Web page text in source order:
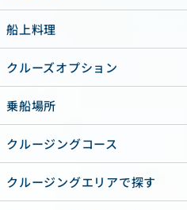
船上料理
クルーズオプション
乗船場所
クルージングコース
クルージングエリアで探す